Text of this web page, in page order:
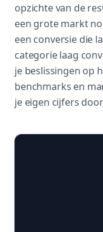
opzichte van de
een grote markt
een conversie die
categorie laag
je beslissingen op
benchmarks en
je eigen cijfers